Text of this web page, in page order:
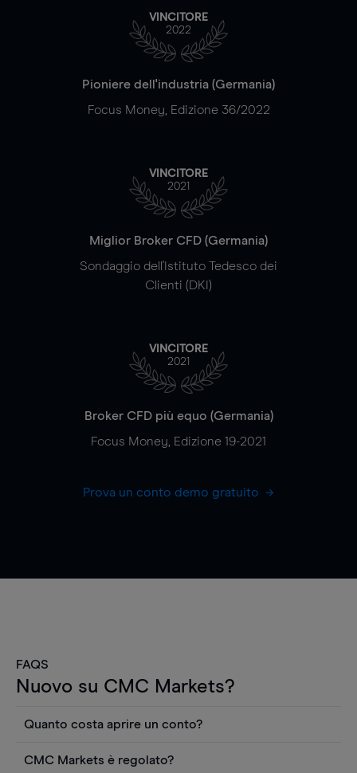
VINCITORE
2022
Pioniere dell'industria (Germania)
Focus Money, Edizione 36/2022
VINCITORE
2021
Miglior Broker CFD (Germania)
Sondaggio dell'Istituto Tedesco dei
Clienti (DKI)
VINCITORE
2021
Broker CFD più equo (Germania)
Focus Money, Edizione 19-2021
Prova un conto demo gratuito
FAQS
Nuovo su CMC Markets?
Quanto costa aprire un conto?
Puoi anche visualizzare gratuitamente i prezzi e
CMC Markets è regolato?